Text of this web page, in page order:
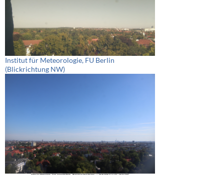
Institut für Meteorologie, FU Berlin
(Blickrichtung NW)